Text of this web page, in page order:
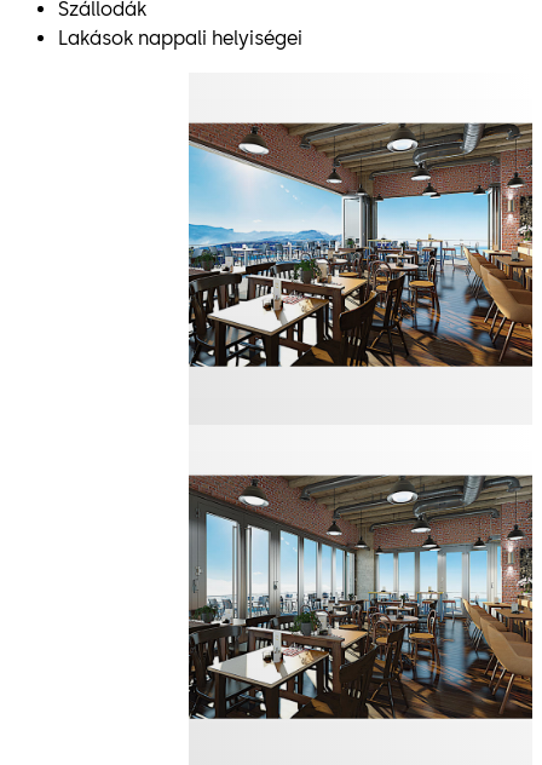
Szállodák
Lakások nappali helyiségei